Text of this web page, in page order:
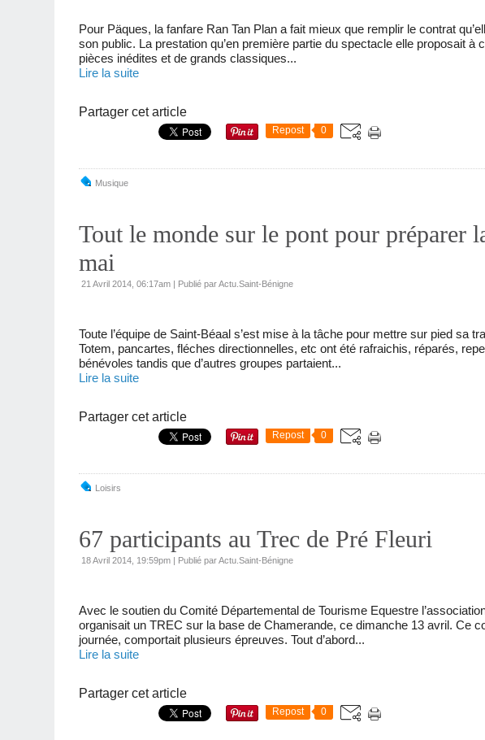
Pour Päques, la fanfare Ran Tan Plan a fait mieux que remplir le contrat
son public. La prestation qu’en première partie du spectacle elle proposait à
pièces inédites et de grands classiques...
Lire la suite
Partager cet article
Repost 0
Musique
Tout le monde sur le pont pour préparer
mai
21 Avril 2014, 06:17am | Publié par Actu.Saint-Bénigne
Toute l’équipe de Saint-Béaal s’est mise à la tâche pour mettre sur pied sa
Totem, pancartes, fléches directionnelles, etc ont été rafraichis, réparés,
bénévoles tandis que d’autres groupes partaient...
Lire la suite
Partager cet article
Repost 0
Loisirs
67 participants au Trec de Pré Fleuri
18 Avril 2014, 19:59pm | Publié par Actu.Saint-Bénigne
Avec le soutien du Comité Départemental de Tourisme Equestre
organisait un TREC sur la base de Chamerande, ce dimanche 13 avril. Ce
journée, comportait plusieurs épreuves. Tout d’abord...
Lire la suite
Partager cet article
Repost 0